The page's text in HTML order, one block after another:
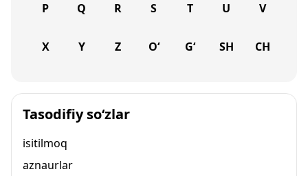
P Q R S T U V
X Y Z O‘ G‘ SH CH
Tasodifiy so‘zlar
isitilmoq
aznaurlar